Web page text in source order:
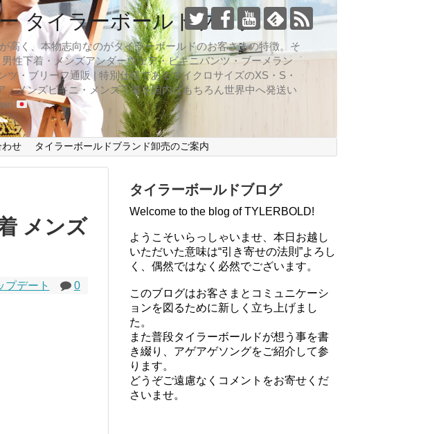
タイラーボールドブログ
高く、本物志向なのがタイラーボールドのお客さまの特徴。そ
性下着・メンズアンダーウェア・ビキニパンツ・ブーメラン
・ブリーフ通販 | 特別仕様であるマイクロサイズのXS・S・
メンズビキニ・メンズ下着を国内はもちろん世界中へ発送い
わせ タイラーボールドブランド卸売のご案内
メンズ
プデート 0
タイラーボールドブログ
Welcome to the blog of TYLERBOLD!
ようこそいらっしゃいませ、本日お越し
いただいた意味は“引き寄せの法則”よろし
く、偶然ではなく必然でございます。
このブログはお客さまとコミュニケーシ
ョンを図るために新しく立ち上げまし
た。
また普段タイラーボールドが想う事を書
き綴り、アゲアゲソングをご紹介して参
ります。
どうぞご遠慮なくコメントをお寄せくだ
さいませ。